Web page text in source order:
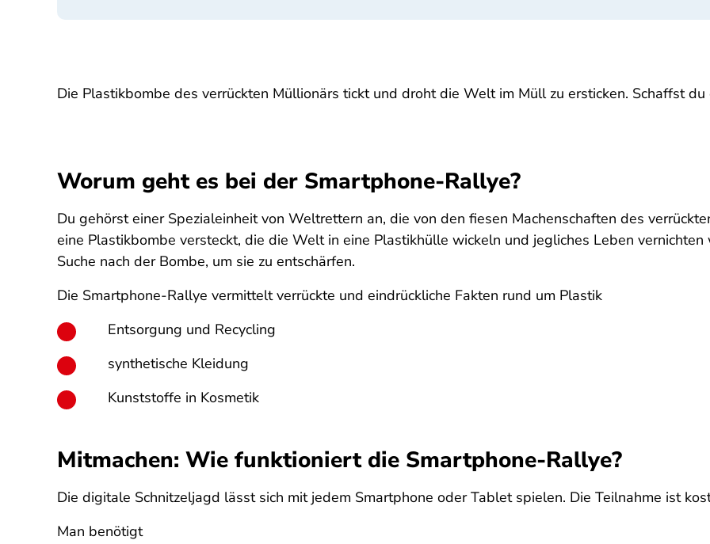
Die Plastikbombe des verrückten Müllionärs tickt und droht die Welt im Müll zu ersticken. Schaffst du
Worum geht es bei der Smartphone-Rallye?
Du gehörst einer Spezialeinheit von Weltrettern an, die von den fiesen Machenschaften des
eine Plastikbombe versteckt, die die Welt in eine Plastikhülle wickeln und jegliches Leben
Suche nach der Bombe, um sie zu entschärfen.
Die Smartphone-Rallye vermittelt verrückte und eindrückliche Fakten rund um Plastik
Entsorgung und Recycling
synthetische Kleidung
Kunststoffe in Kosmetik
Mitmachen: Wie funktioniert die Smartphone-Rallye?
Die digitale Schnitzeljagd lässt sich mit jedem Smartphone oder Tablet spielen. Die Teilnahme ist
Man benötigt